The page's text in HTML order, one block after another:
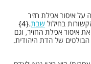
על איסור אכילת חזיר
בחילול שבת.
4
איסור אכילת החזיר, וגם
הבולטים של הדת היהודית.